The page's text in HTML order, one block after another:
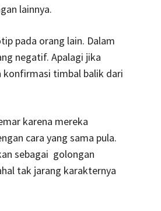
lainnya.
pada orang lain. Dalam
negatif. Apalagi jika
konfirmasi timbal balik dari
karena mereka
cara yang sama pula.
sebagai golongan
tak jarang karakternya